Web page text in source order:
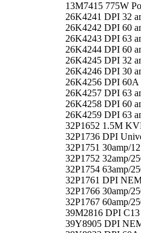
13M7415 775W
26K4241 DPI 32
26K4242 DPI 60
26K4243 DPI 63
26K4244 DPI 60
26K4245 DPI 32
26K4246 DPI 30
26K4256 DPI 60A
26K4257 DPI 63
26K4258 DPI 60
26K4259 DPI 63
32P1652 1.5M
32P1736 DPI
32P1751 30amp/
32P1752 32amp/
32P1754 63amp/
32P1761 DPI
32P1766 30amp/
32P1767 60amp/
39M2816 DPI
39Y8905 DPI